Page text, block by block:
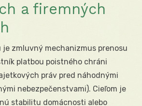
a firemných
zmluvný mechanizmus prenosu
platbou poistného chráni
práv pred náhodnými
nebezpečenstvami). Cieľom je
stabilitu domácnosti alebo